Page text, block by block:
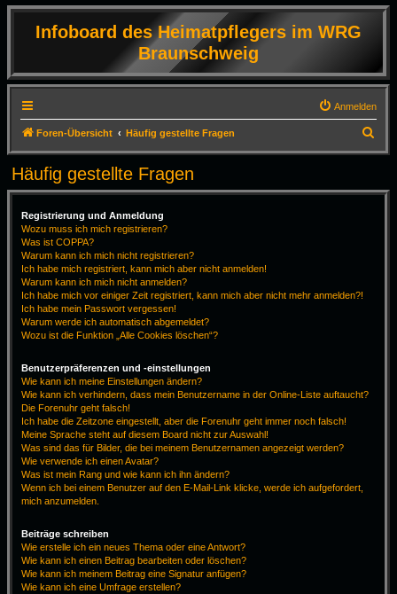
Infoboard des Heimatpflegers im WRG
Braunschweig
Anmelden
Foren-Übersicht Häufig gestellte Fragen
u
h
Häufig gestellte Fragen
Registrierung und Anmeldung
Wozu muss ich mich registrieren?
Was ist COPPA?
Warum kann ich mich nicht registrieren?
Ich habe mich registriert, kann mich aber nicht anmelden!
Warum kann ich mich nicht anmelden?
Ich habe mich vor einiger Zeit registriert, kann mich aber nicht mehr anmelden?!
Ich habe mein Passwort vergessen!
Warum werde ich automatisch abgemeldet?
Wozu ist die Funktion „Alle Cookies löschen“?
Benutzerpräferenzen und -einstellungen
Wie kann ich meine Einstellungen ändern?
Wie kann ich verhindern, dass mein Benutzername in der Online-Liste auftaucht?
Die Forenuhr geht falsch!
Ich habe die Zeitzone eingestellt, aber die Forenuhr geht immer noch falsch!
Meine Sprache steht auf diesem Board nicht zur Auswahl!
Was sind das für Bilder, die bei meinem Benutzernamen angezeigt werden?
Wie verwende ich einen Avatar?
Was ist mein Rang und wie kann ich ihn ändern?
Wenn ich bei einem Benutzer auf den E-Mail-Link klicke, werde ich aufgefordert,
mich anzumelden.
Beiträge schreiben
Wie erstelle ich ein neues Thema oder eine Antwort?
Wie kann ich einen Beitrag bearbeiten oder löschen?
Wie kann ich meinem Beitrag eine Signatur anfügen?
Wie kann ich eine Umfrage erstellen?